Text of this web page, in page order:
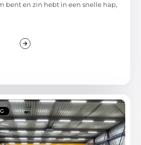
bent en zin hebt in een snelle hap,